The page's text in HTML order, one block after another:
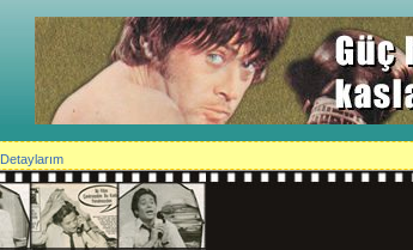
Detaylarım